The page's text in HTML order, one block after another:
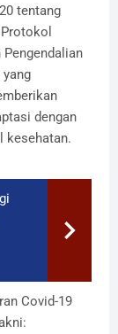
tentang
Pengendalian
dengan
kesehatan.
Covid-19